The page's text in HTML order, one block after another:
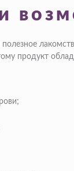
продукт